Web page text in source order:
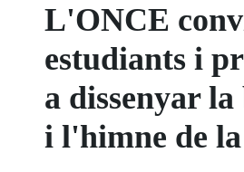
L'ONCE
estudiants i
a dissenyar
i l'himne de